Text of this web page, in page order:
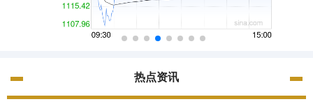
热点资讯